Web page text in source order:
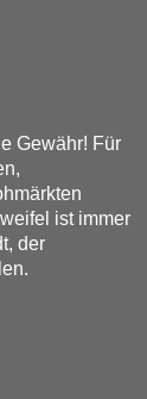
Gewähr! Für
ist immer
der